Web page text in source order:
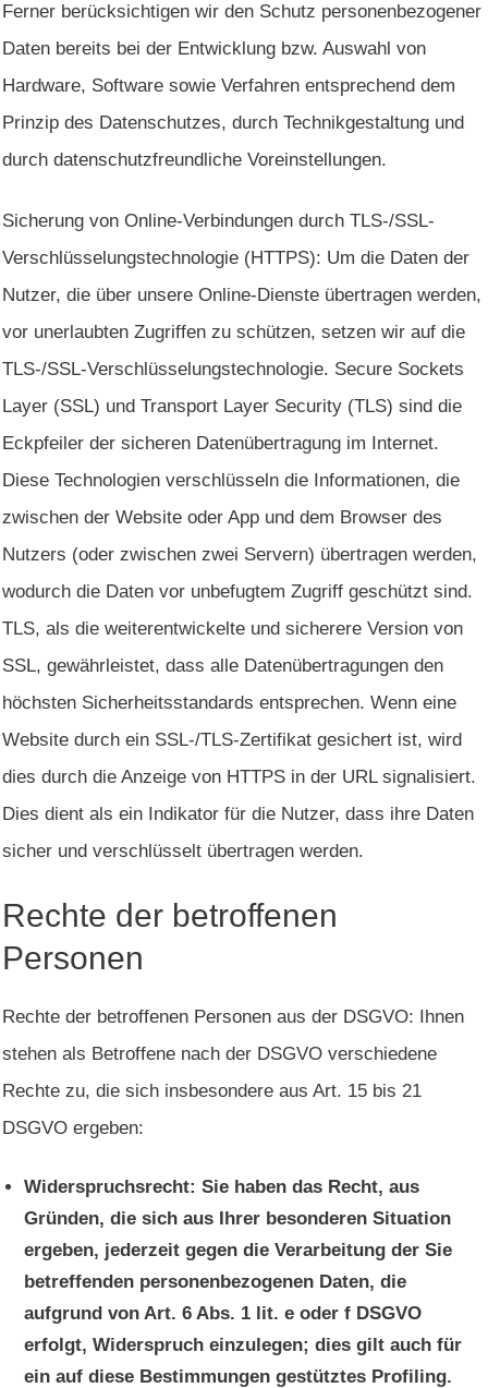
Ferner berücksichtigen wir den Schutz personenbezogener
Daten bereits bei der Entwicklung bzw. Auswahl von
Hardware, Software sowie Verfahren entsprechend dem
Prinzip des Datenschutzes, durch Technikgestaltung und
durch datenschutzfreundliche Voreinstellungen.
Sicherung von Online-Verbindungen durch TLS-/SSL-
Verschlüsselungstechnologie (HTTPS): Um die Daten der
Nutzer, die über unsere Online-Dienste übertragen werden,
vor unerlaubten Zugriffen zu schützen, setzen wir auf die
TLS-/SSL-Verschlüsselungstechnologie. Secure Sockets
Layer (SSL) und Transport Layer Security (TLS) sind die
Eckpfeiler der sicheren Datenübertragung im Internet.
Diese Technologien verschlüsseln die Informationen, die
zwischen der Website oder App und dem Browser des
Nutzers (oder zwischen zwei Servern) übertragen werden,
wodurch die Daten vor unbefugtem Zugriff geschützt sind.
TLS, als die weiterentwickelte und sicherere Version von
SSL, gewährleistet, dass alle Datenübertragungen den
höchsten Sicherheitsstandards entsprechen. Wenn eine
Website durch ein SSL-/TLS-Zertifikat gesichert ist, wird
dies durch die Anzeige von HTTPS in der URL signalisiert.
Dies dient als ein Indikator für die Nutzer, dass ihre Daten
sicher und verschlüsselt übertragen werden.
Rechte der betroffenen
Personen
Rechte der betroffenen Personen aus der DSGVO: Ihnen
stehen als Betroffene nach der DSGVO verschiedene
Rechte zu, die sich insbesondere aus Art. 15 bis 21
DSGVO ergeben:
Widerspruchsrecht: Sie haben das Recht, aus
Gründen, die sich aus Ihrer besonderen Situation
ergeben, jederzeit gegen die Verarbeitung der Sie
betreffenden personenbezogenen Daten, die
aufgrund von Art. 6 Abs. 1 lit. e oder f DSGVO
erfolgt, Widerspruch einzulegen; dies gilt auch für
ein auf diese Bestimmungen gestütztes Profiling.